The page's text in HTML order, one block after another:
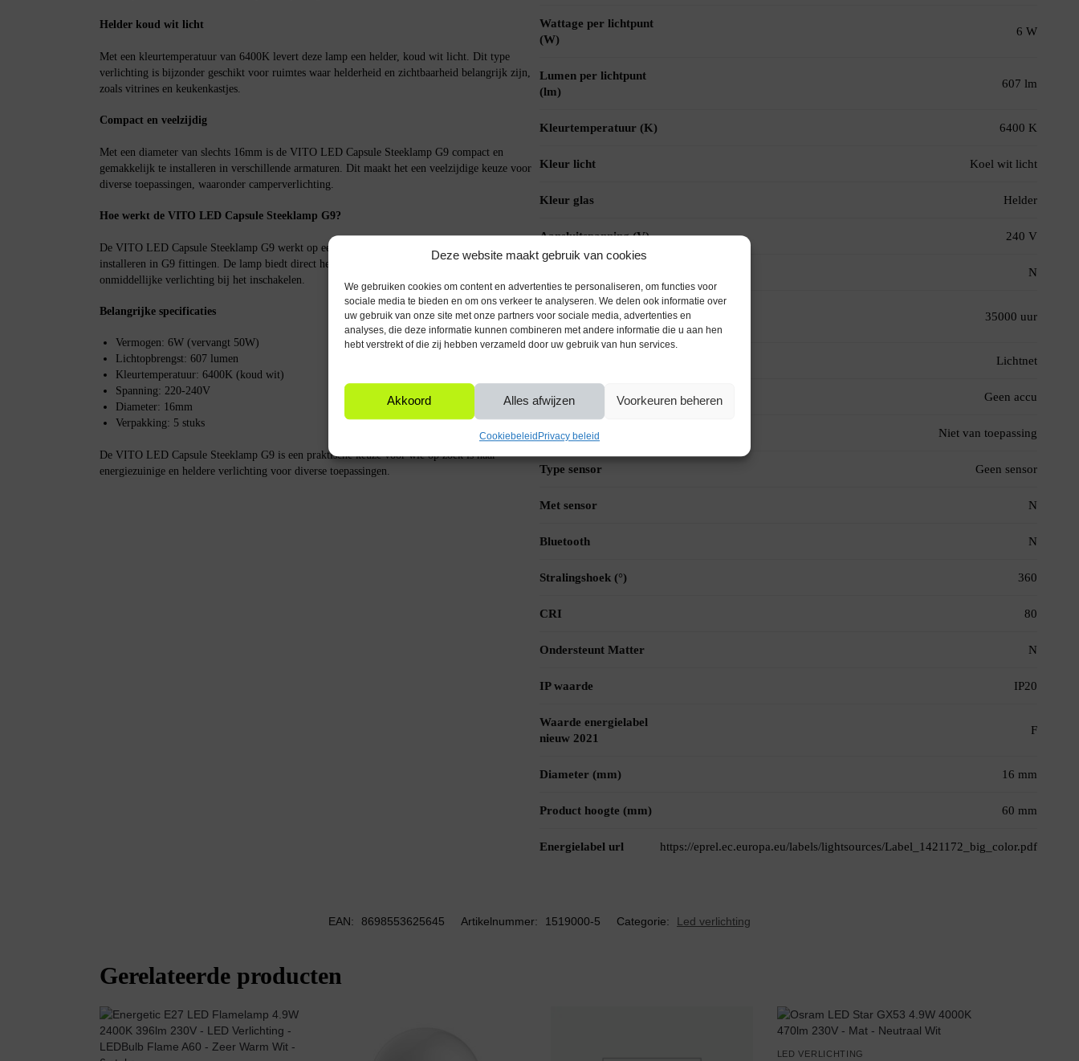
Deze website maakt gebruik van cookies
We gebruiken cookies om content en advertenties te personaliseren, om functies voor
sociale media te bieden en om ons verkeer te analyseren. We delen ook informatie over
uw gebruik van onze site met onze partners voor sociale media, advertenties en
analyses, die deze informatie kunnen combineren met andere informatie die u aan hen
hebt verstrekt of die zij hebben verzameld door uw gebruik van hun services.
Akkoord Alles afwijzen Voorkeuren beheren
Cookiebeleid Privacy beleid
Helder koud wit licht
Met een kleurtemperatuur van 6400K levert deze lamp een helder, koud wit licht. Dit type
verlichting is bijzonder geschikt voor ruimtes waar helderheid en zichtbaarheid belangrijk zijn,
zoals vitrines en keukenkastjes.
Compact en veelzijdig
Met een diameter van slechts 16mm is de VITO LED Capsule Steeklamp G9 compact en
gemakkelijk te installeren in verschillende armaturen. Dit maakt het een veelzijdige keuze voor
diverse toepassingen, waaronder camperverlichting.
Hoe werkt de VITO LED Capsule Steeklamp G9?
De VITO LED Capsule Steeklamp G9 werkt op een spanning van 220-240V en is eenvoudig te
installeren in G9 fittingen. De lamp biedt direct helder licht zonder opwarmtijd, wat zorgt voor
onmiddellijke verlichting bij het inschakelen.
Belangrijke specificaties
Vermogen: 6W (vervangt 50W)
Lichtopbrengst: 607 lumen
Kleurtemperatuur: 6400K (koud wit)
Spanning: 220-240V
Diameter: 16mm
Verpakking: 5 stuks
De VITO LED Capsule Steeklamp G9 is een praktische keuze voor wie op zoek is naar
energiezuinige en heldere verlichting voor diverse toepassingen.
Wattage per lichtpunt
(W)
6 W
Lumen per lichtpunt
(lm)
607 lm
Kleurtemperatuur (K) 6400 K
Kleur licht Koel wit licht
Kleur glas Helder
Aansluitspanning (V) 240 V
N
Levensduur
lichtbronnen (uur)
35000 uur
Lichtnet
accuduur Geen accu
Bediening verlichting Niet van toepassing
Type sensor Geen sensor
Met sensor N
Bluetooth N
Stralingshoek (°) 360
CRI 80
Ondersteunt Matter N
IP waarde IP20
Waarde energielabel
nieuw 2021
F
Diameter (mm) 16 mm
Product hoogte (mm) 60 mm
Energielabel url https://eprel.ec.europa.eu/labels/lightsources/Label_1421172_big_color.pdf
EAN: 8698553625645 Artikelnummer: 1519000-5 Categorie: Led verlichting
Gerelateerde producten
LED VERLICHTING